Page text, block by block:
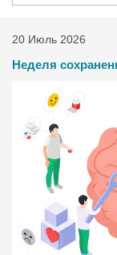
20 Июль 2026
Неделя